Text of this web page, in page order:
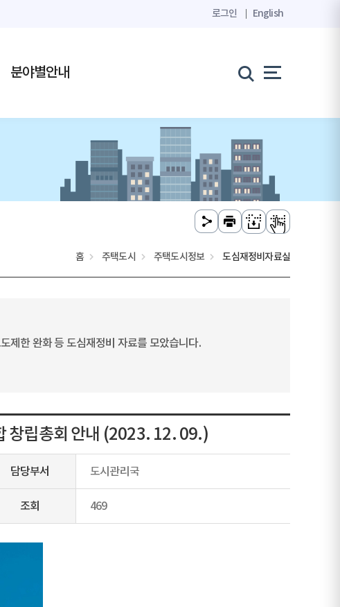
로그인 English
분야별안내
홈 주택도시 주택도시정보 도심재정비자료실
제한 완화 등 도심재정비 자료를 모았습니다.
창립총회 안내 (2023. 12. 09.)
담당부서 도시관리국
조회 469